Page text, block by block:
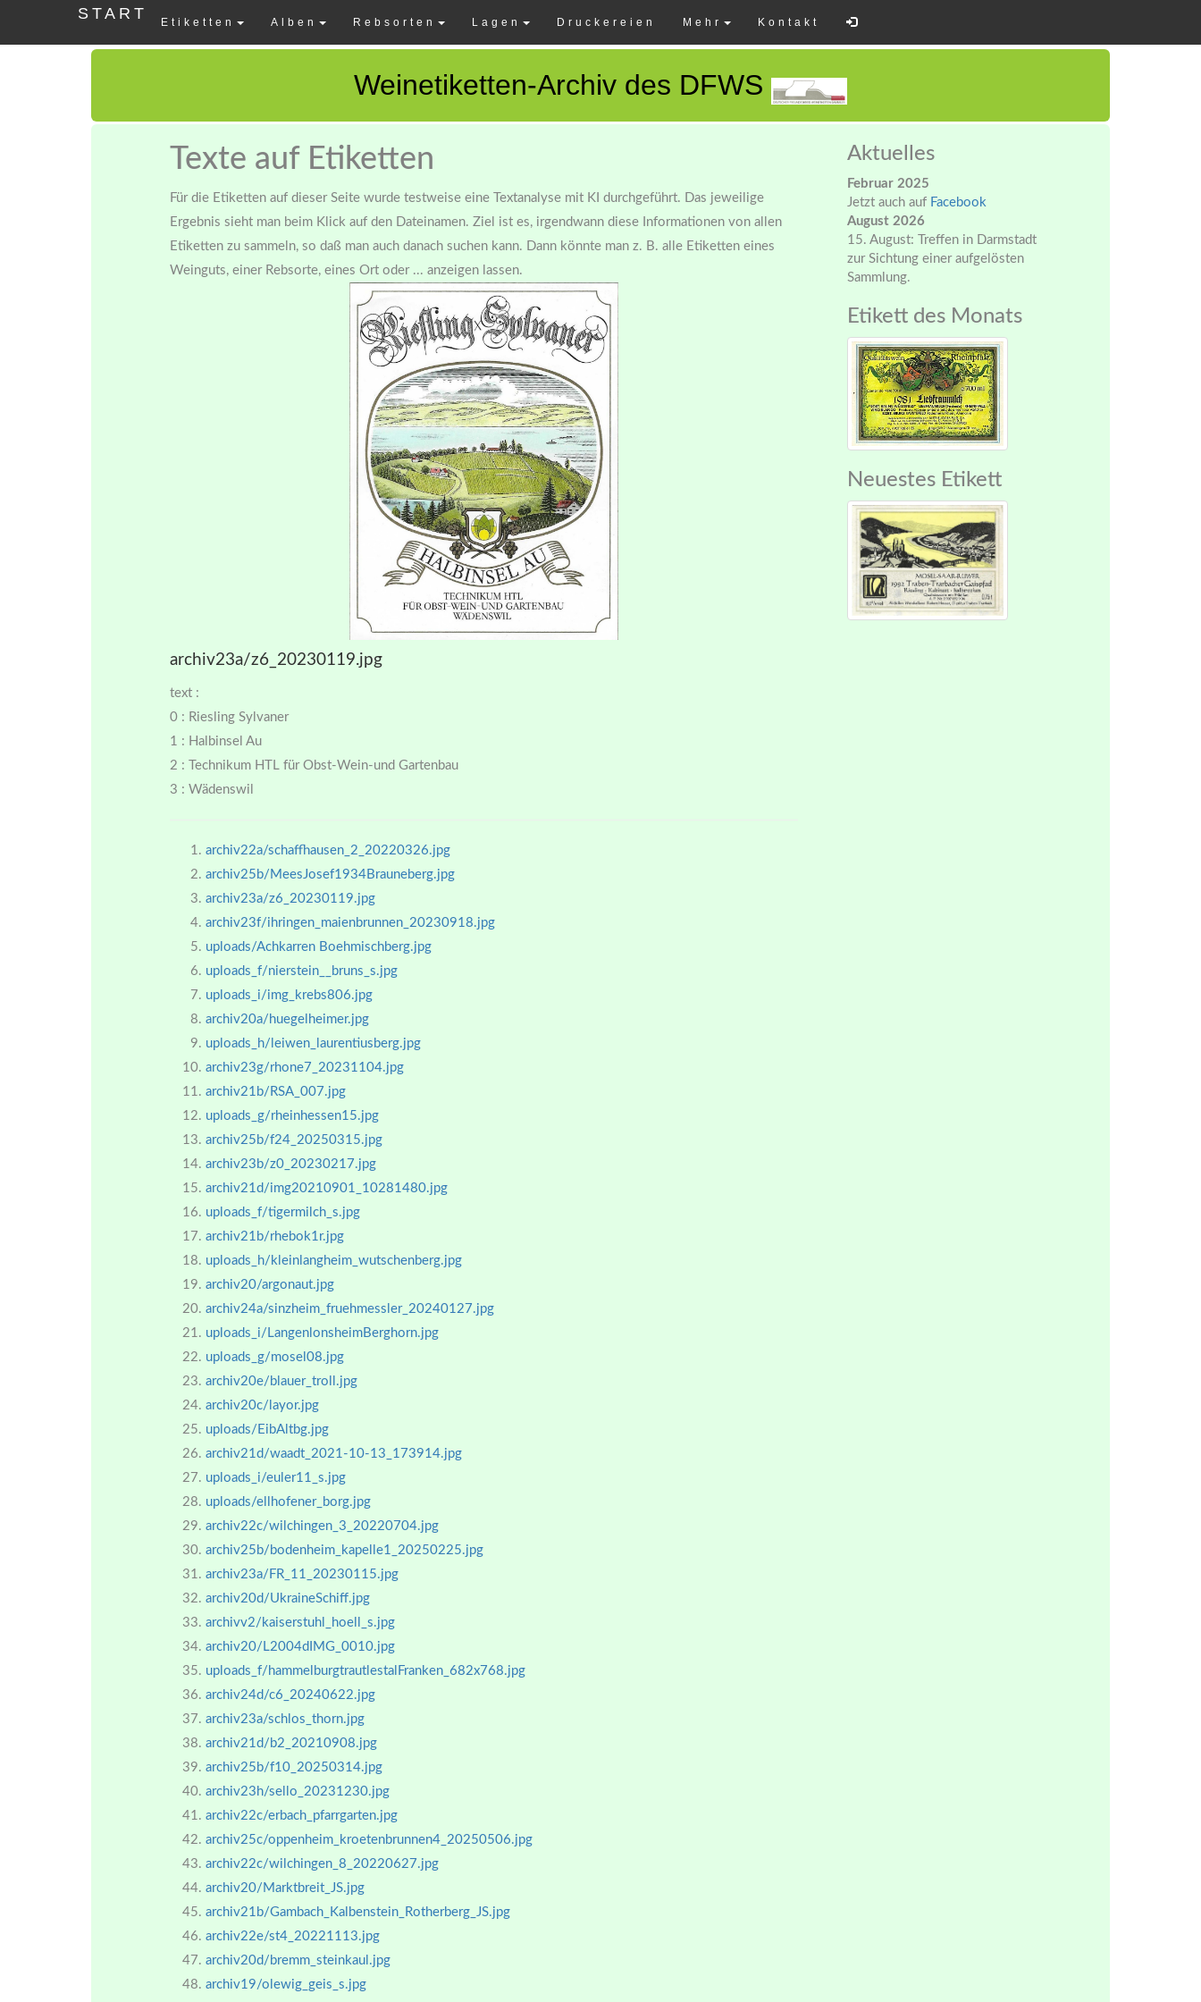
START Etiketten Alben Rebsorten Lagen Druckereien Mehr Kontakt
Weinetiketten-Archiv des DFWS
Texte auf Etiketten
Für die Etiketten auf dieser Seite wurde testweise eine Textanalyse mit KI durchgeführt. Das jeweilige
Ergebnis sieht man beim Klick auf den Dateinamen. Ziel ist es, irgendwann diese Informationen von allen
Etiketten zu sammeln, so daß man auch danach suchen kann. Dann könnte man z. B. alle Etiketten eines
Weinguts, einer Rebsorte, eines Ort oder ... anzeigen lassen.
archiv23a/z6_20230119.jpg
text :
0 : Riesling Sylvaner
1 : Halbinsel Au
2 : Technikum HTL für Obst-Wein-und Gartenbau
3 : Wädenswil
archiv22a/schaffhausen_2_20220326.jpg
archiv25b/MeesJosef1934Brauneberg.jpg
archiv23a/z6_20230119.jpg
archiv23f/ihringen_maienbrunnen_20230918.jpg
uploads/Achkarren Boehmischberg.jpg
uploads_f/nierstein__bruns_s.jpg
uploads_i/img_krebs806.jpg
archiv20a/huegelheimer.jpg
uploads_h/leiwen_laurentiusberg.jpg
archiv23g/rhone7_20231104.jpg
archiv21b/RSA_007.jpg
uploads_g/rheinhessen15.jpg
archiv25b/f24_20250315.jpg
archiv23b/z0_20230217.jpg
archiv21d/img20210901_10281480.jpg
uploads_f/tigermilch_s.jpg
archiv21b/rhebok1r.jpg
uploads_h/kleinlangheim_wutschenberg.jpg
archiv20/argonaut.jpg
archiv24a/sinzheim_fruehmessler_20240127.jpg
uploads_i/LangenlonsheimBerghorn.jpg
uploads_g/mosel08.jpg
archiv20e/blauer_troll.jpg
archiv20c/layor.jpg
uploads/EibAltbg.jpg
archiv21d/waadt_2021-10-13_173914.jpg
uploads_i/euler11_s.jpg
uploads/ellhofener_borg.jpg
archiv22c/wilchingen_3_20220704.jpg
archiv25b/bodenheim_kapelle1_20250225.jpg
archiv23a/FR_11_20230115.jpg
archiv20d/UkraineSchiff.jpg
archivv2/kaiserstuhl_hoell_s.jpg
archiv20/L2004dIMG_0010.jpg
uploads_f/hammelburgtrautlestalFranken_682x768.jpg
archiv24d/c6_20240622.jpg
archiv23a/schlos_thorn.jpg
archiv21d/b2_20210908.jpg
archiv25b/f10_20250314.jpg
archiv23h/sello_20231230.jpg
archiv22c/erbach_pfarrgarten.jpg
archiv25c/oppenheim_kroetenbrunnen4_20250506.jpg
archiv22c/wilchingen_8_20220627.jpg
archiv20/Marktbreit_JS.jpg
archiv21b/Gambach_Kalbenstein_Rotherberg_JS.jpg
archiv22e/st4_20221113.jpg
archiv20d/bremm_steinkaul.jpg
archiv19/olewig_geis_s.jpg
Aktuelles
Februar 2025
Jetzt auch auf Facebook
August 2026
15. August: Treffen in Darmstadt
zur Sichtung einer aufgelösten
Sammlung.
Etikett des Monats
Neuestes Etikett